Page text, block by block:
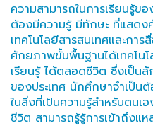
ความสามารถในการเรียนรู้ข
ต้องมีความรู้ มีทักษะ ที่แสดง
เทคโนโลยีสารสนเทศและกา
ศักยภาพขั้นพื้นฐานได้เทคโน
เรียนรู้ ได้ตลอดชีวิต ซึ่งเป็
ของประเทศ นักศึกษาจำเป็น
ในสิ่งที่เป้นความรู้สำหรับตนเ
ชีวิต สามารถรู้รู้การเข้าถึงแ